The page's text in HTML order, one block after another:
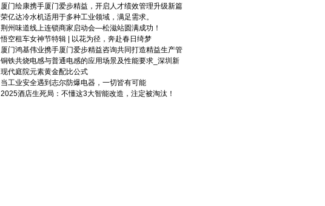
厦门绘康携手厦门爱步精益，开启人才绩效管理升级新篇
荣亿达冷水机适用于多种工业领域，满足需求。
荆州味道线上连锁商家启动会—松滋站圆满成功！
悟空租车女神节特辑 | 以花为径，奔赴春日绮梦
厦门鸿基伟业携手厦门爱步精益咨询共同打造精益生产管
铜铁共烧电感与普通电感的应用场景及性能要求_深圳新
现代庭院元素黄金配比公式
当工业安全遇到志尔防爆电器，一切皆有可能
2025酒店生死局：不懂这3大智能改造，注定被淘汰！